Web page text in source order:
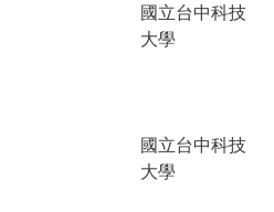
國立台中科技
大學
國立台中科技
大學